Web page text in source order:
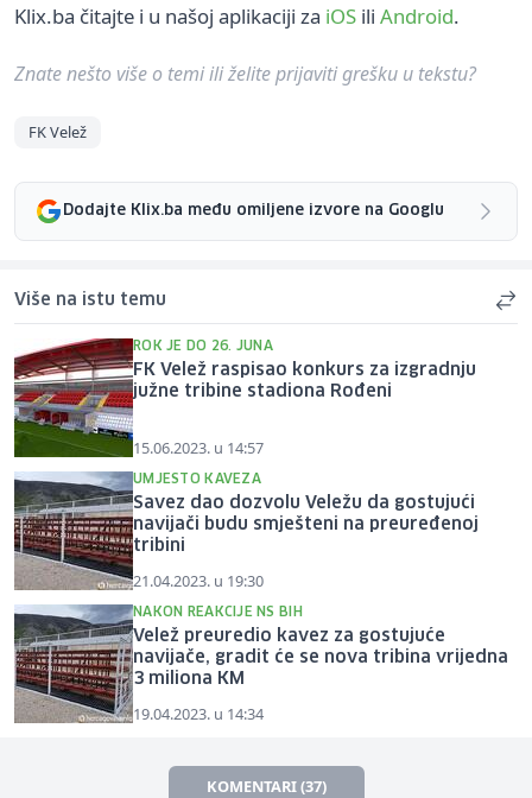
Klix.ba čitajte i u našoj aplikaciji za iOS ili Android.
Znate nešto više o temi ili želite prijaviti grešku u tekstu?
FK Velež
Dodajte Klix.ba među omiljene izvore na Googlu
Više na istu temu
ROK JE DO 26. JUNA
FK Velež raspisao konkurs za izgradnju
južne tribine stadiona Rođeni
15.06.2023. u 14:57
UMJESTO KAVEZA
Savez dao dozvolu Veležu da gostujući
navijači budu smješteni na preuređenoj
tribini
21.04.2023. u 19:30
NAKON REAKCIJE NS BIH
Velež preuredio kavez za gostujuće
navijače, gradit će se nova tribina vrijedna
3 miliona KM
19.04.2023. u 14:34
KOMENTARI (37)